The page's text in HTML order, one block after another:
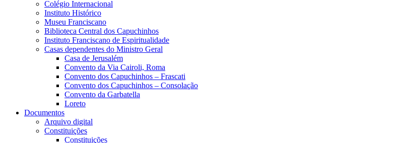
Colégio Internacional
Instituto Histórico
Museu Franciscano
Biblioteca Central dos Capuchinhos
Instituto Franciscano de Espiritualidade
Casas dependentes do Ministro Geral
Casa de Jerusalém
Convento da Via Cairoli, Roma
Convento dos Capuchinhos – Frascati
Convento dos Capuchinhos – Consolação
Convento da Garbatella
Loreto
Documentos
Arquivo digital
Constituições
Constituições